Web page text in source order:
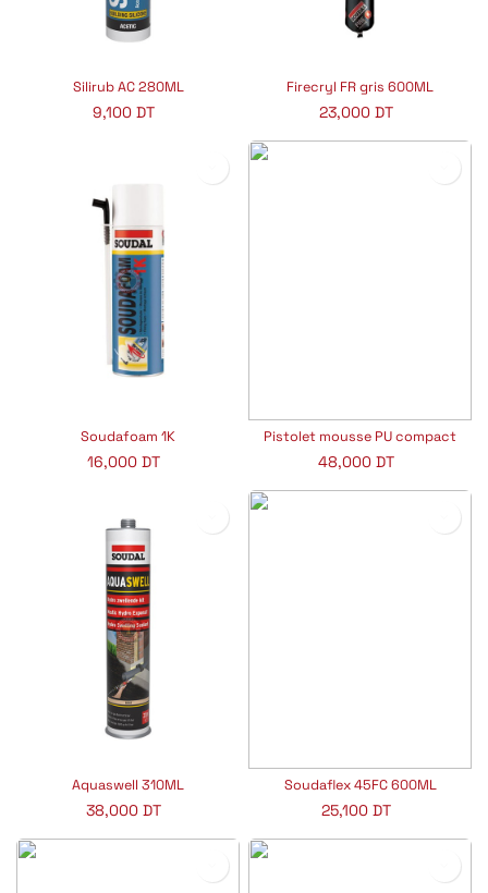
Silirub AC 280ML
9,100 DT
Firecryl FR gris 600ML
23,000DT
Soudafoam 1K
16,000 DT
Pistolet mousse PU compact
48,000DT
Aquaswell 310ML
38,000 DT
Soudaflex 45FC 600ML
25,100DT